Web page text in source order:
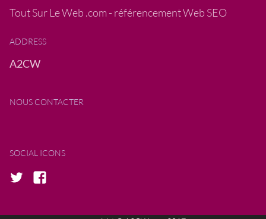
Tout Sur Le Web .com - référencement Web SEO
ADDRESS
A2CW
NOUS CONTACTER
SOCIAL ICONS